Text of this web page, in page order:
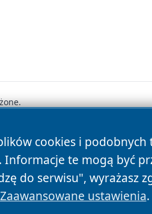
cookies i
Informacje te mogą być
do serwisu", wyrażasz
Zaawansowane ustawienia.